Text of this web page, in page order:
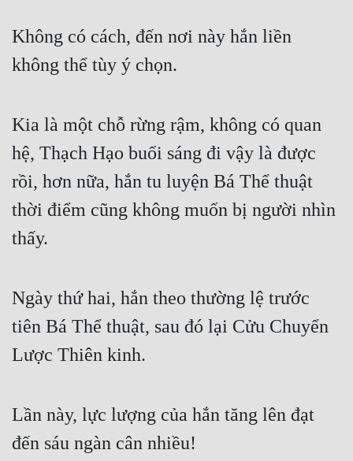
Không có cách, đến nơi này hắn liền
không thể tùy ý chọn.
Kia là một chỗ rừng rậm, không có quan
hệ, Thạch Hạo buổi sáng đi vậy là được
rồi, hơn nữa, hắn tu luyện Bá Thể thuật
thời điểm cũng không muốn bị người nhìn
thấy.
Ngày thứ hai, hắn theo thường lệ trước
tiên Bá Thể thuật, sau đó lại Cửu Chuyển
Lược Thiên kinh.
Lần này, lực lượng của hắn tăng lên đạt
đến sáu ngàn cân nhiều!